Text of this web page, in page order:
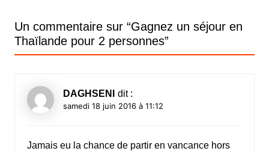
Un commentaire sur “Gagnez un séjour en
Thaïlande pour 2 personnes”
DAGHSENI dit :
samedi 18 juin 2016 à 11:12
Jamais eu la chance de partir en vancance hors